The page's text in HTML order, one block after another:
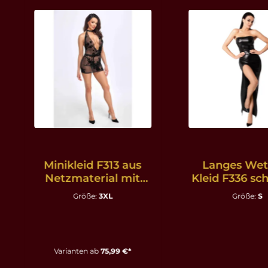
Minikleid F313 aus
Netzmaterial mit
Kette schwarz - 3XL
Größe:3XL
Varianten ab75,99 €*
Langes
Kleid F336
S
Größe:S